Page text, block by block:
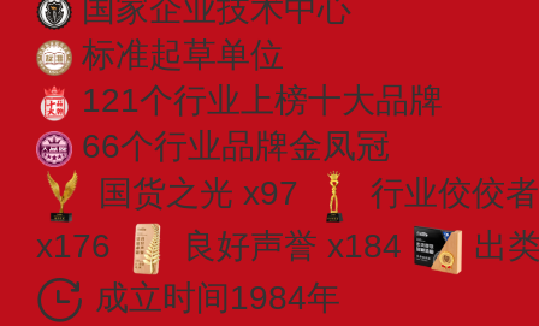
国家企业技术中心
标准起草单位
121个行业上榜十大品牌
66个行业品牌金凤冠
国货之光 x97
行业佼佼
x176
良好声誉 x184
出
成立时间1984年